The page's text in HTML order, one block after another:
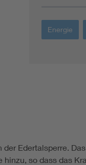
Energie
Edertalsperre.
so dass das